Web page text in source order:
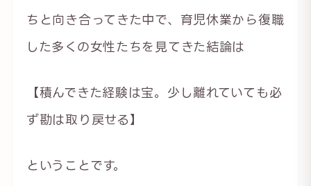
ちと向き合ってきた中で、育児休業から復職
した多くの女性たちを見てきた結論は
【積んできた経験は宝。少し離れていても必
ず勘は取り戻せる】
ということです。